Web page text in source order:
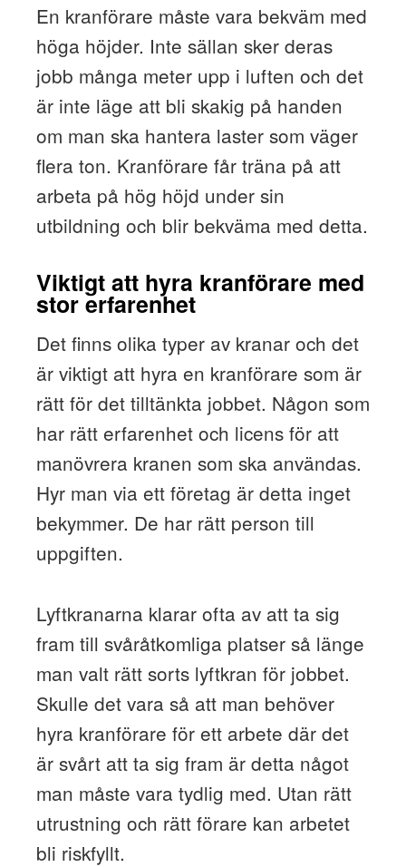
En kranförare måste vara bekväm med
höga höjder. Inte sällan sker deras
jobb många meter upp i luften och det
är inte läge att bli skakig på handen
om man ska hantera laster som väger
flera ton. Kranförare får träna på att
arbeta på hög höjd under sin
utbildning och blir bekväma med detta.
Viktigt att hyra kranförare med
stor erfarenhet
Det finns olika typer av kranar och det
är viktigt att hyra en kranförare som är
rätt för det tilltänkta jobbet. Någon som
har rätt erfarenhet och licens för att
manövrera kranen som ska användas.
Hyr man via ett företag är detta inget
bekymmer. De har rätt person till
uppgiften.
Lyftkranarna klarar ofta av att ta sig
fram till svåråtkomliga platser så länge
man valt rätt sorts lyftkran för jobbet.
Skulle det vara så att man behöver
hyra kranförare för ett arbete där det
är svårt att ta sig fram är detta något
man måste vara tydlig med. Utan rätt
utrustning och rätt förare kan arbetet
bli riskfyllt.